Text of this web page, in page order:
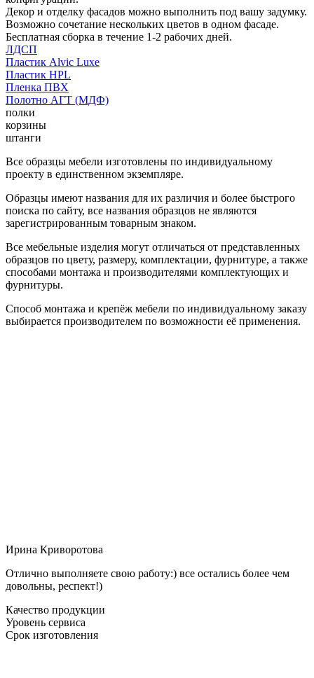
Декор и отделку фасадов можно выполнить под вашу задумку.
Возможно сочетание нескольких цветов в одном фасаде.
Бесплатная сборка в течение 1-2 рабочих дней.
ЛДСП
Пластик Alvic Luxe
Пластик HPL
Пленка ПВХ
Полотно АГТ (МДФ)
полки
корзины
штанги
Все образцы мебели изготовлены по индивидуальному
проекту в единственном экземпляре.
Образцы имеют названия для их различия и более быстрого
поиска по сайту, все названия образцов не являются
зарегистрированным товарным знаком.
Все мебельные изделия могут отличаться от представленных
образцов по цвету, размеру, комплектации, фурнитуре, а также
способами монтажа и производителями комплектующих и
фурнитуры.
Способ монтажа и крепёж мебели по индивидуальному заказу
выбирается производителем по возможности её применения.
Ирина Криворотова
Отлично выполняете свою работу:) все остались более чем
довольны, респект!)
Качество продукции
Уровень сервиса
Срок изготовления